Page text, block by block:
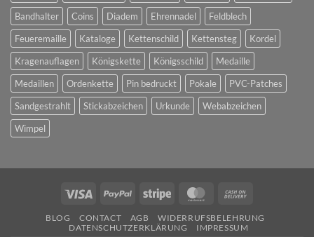
Bandhalter
Coins Diadem Ehrennadel
Feldblech
Feueremaille
Kataloge Kettenschild Kettensteg
Kordel
Kragenauflagen
Königskette Königsschild
Medaille
Medaillen
Ordenkette Pin bedruckt Pokale
PVC-Patches
Sandgestrahlt
Stickabzeichen Urkunde
Webabzeichen
Wimpel
Visa PayPal Stripe MasterCard
Delivery
BLOG CONTACT AGB
WIDERRUFSBELEHRUNG
DATENSCHUTZERKLÄRUNG
IMPRESSUM